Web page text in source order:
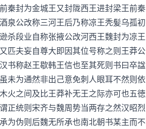
秦封为金城王又封陇西王进封梁王前秦
泉公改称三河王后乃称凉王秃髪乌孤初
杀段业自称张掖公改河西王魏封为凉王
匹夫妄自尊大即因其位号称之则王莽公
书称赵王歇韩王信也至其死则书曰卒諡
未为通然非出己意免刺人眼耳不然则依
火之间及比王莽补无王之际亦可也五徳
正统则宋齐与魏周势当两存之然汉昭烈
为伪则后魏无所承也南北朝书某主而不